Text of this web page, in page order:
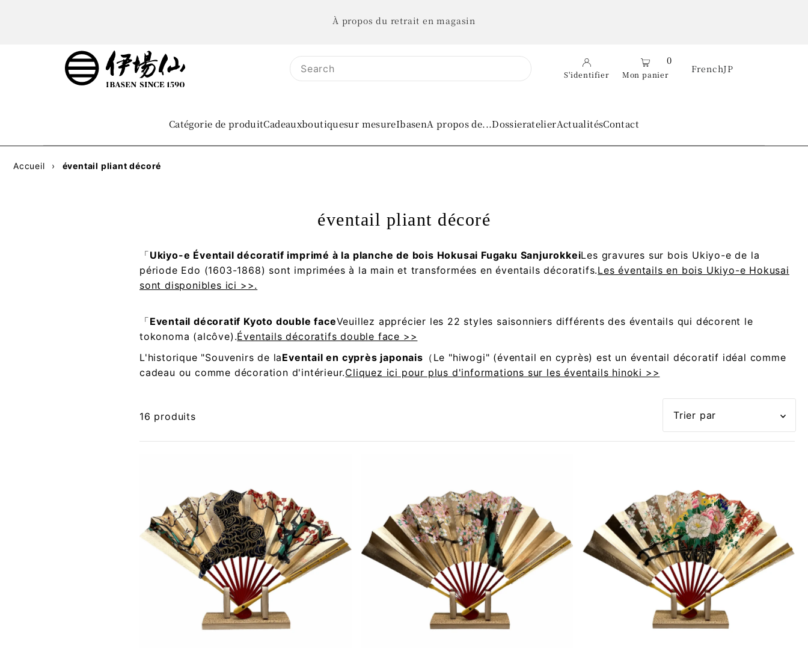
À propos du retrait en magasin
S'identifier
0
Mon panier FrenchJP
Catégorie de produitCadeauxboutiquesur mesureIbasenA propos de...DossieratelierActualitésContact
Accueil › éventail pliant décoré
éventail pliant décoré
「Ukiyo-e Éventail décoratif imprimé à la planche de bois Hokusai Fugaku SanjurokkeiLes gravures sur bois Ukiyo-e de la
période Edo (1603-1868) sont imprimées à la main et transformées en éventails décoratifs.Les éventails en bois Ukiyo-e Hokusai
sont disponibles ici >>.
「Eventail décoratif Kyoto double faceVeuillez apprécier les 22 styles saisonniers différents des éventails qui décorent le
tokonoma (alcôve).Éventails décoratifs double face >>
L'historique "Souvenirs de laEventail en cyprès japonais （Le "hiwogi" (éventail en cyprès) est un éventail décoratif idéal comme
cadeau ou comme décoration d'intérieur.Cliquez ici pour plus d'informations sur les éventails hinoki >>
16 produits
En vedette
Meilleures ventes
Alphabétique, de A à
Alphabétique, de Z à
A
Prix: faible à élevé
Prix: élevé à faible